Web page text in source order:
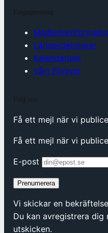
Länsavdelningar
Kalendarium
Vårt Försvar
Få ett mejl när vi
Få ett mejl när vi
E-post
Prenumerera
Vi skickar en
Du kan avregistrera dig
utskicken.